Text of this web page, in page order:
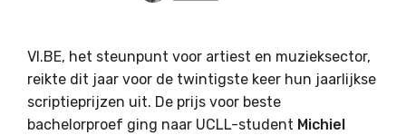
VI.BE, het steunpunt voor artiest en muzieksector,
reikte dit jaar voor de twintigste keer hun jaarlijkse
scriptieprijzen uit. De prijs voor beste
bachelorproef ging naar UCLL-student Michiel